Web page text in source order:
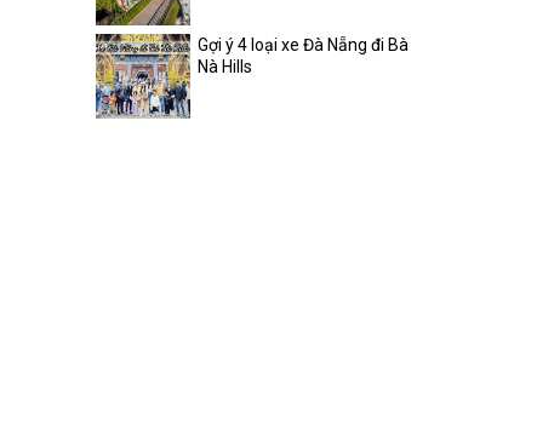
Gợi ý 4 loại xe Đà Nẵng đi Bà
Nà Hills